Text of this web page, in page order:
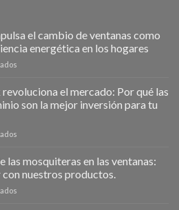
el cambio de ventanas como
energética en los hogares
impulsa
el
cambio
la
el mercado: Por qué las
son la mejor inversión para tu
VentanaStock
revoluciona
el
las mosquiteras en las ventanas:
nuestros productos.